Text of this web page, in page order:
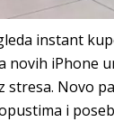
instant
iPhone
stresa. Novo
i